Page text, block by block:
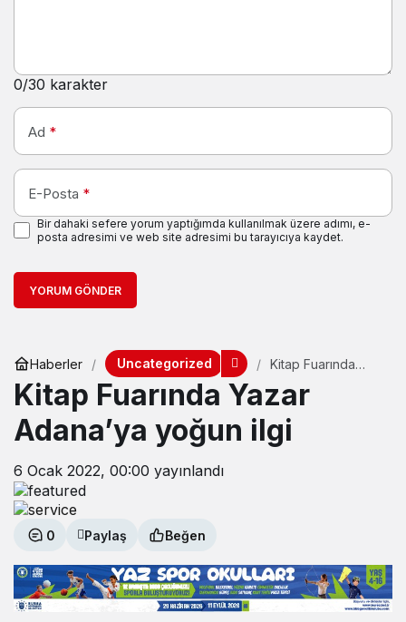
0/30 karakter
Ad *
E-Posta *
Bir dahaki sefere yorum yaptığımda kullanılmak üzere adımı, e-
posta adresimi ve web site adresimi bu tarayıcıya kaydet.
YORUM GÖNDER
Haberler Uncategorized
Kitap Fuarında
yoğun ilgi
Kitap Fuarında Yazar
Adana’ya yoğun ilgi
6 Ocak 2022, 00:00 yayınlandı
0 Paylaş Beğen